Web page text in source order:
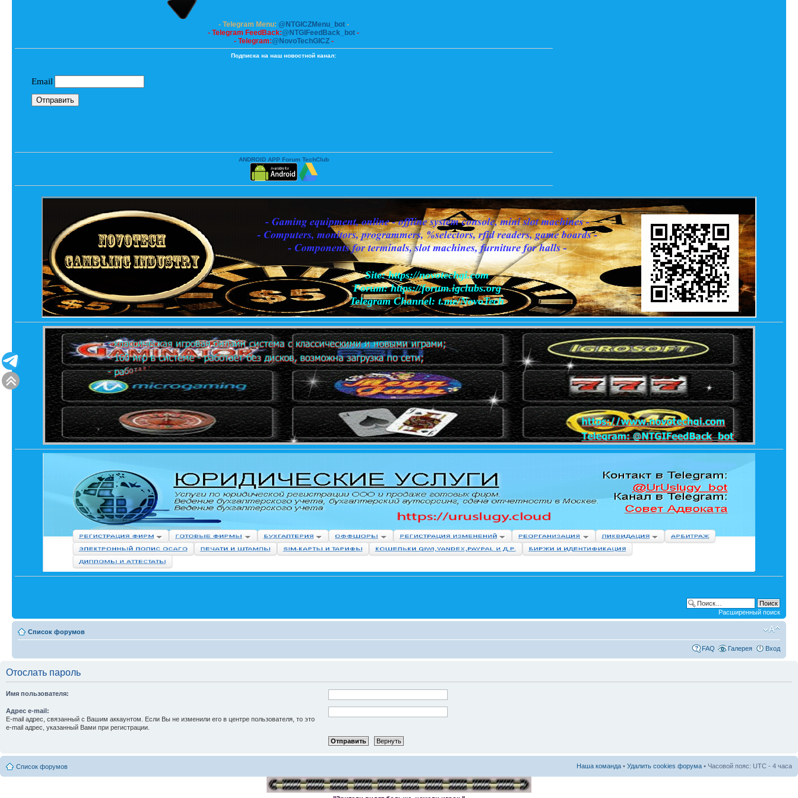
- Telegram Menu: @NTGICZMenu_bot-
- Telegram FeedBack:@NTGIFeedBack_bot -
- Telegram:@NovoTechGICZ-
Подписка на наш новостной канал:
ANDROID APP Forum TechClub
Расширенный поиск
Список форумов
FAQ Галерея Вход
Отослать пароль
Имя пользователя:
Адрес e-mail:
E-mail адрес, связанный с Вашим аккаунтом. Если Вы не изменили его в центре пользователя, то это
e-mail адрес, указанный Вами при регистрации.
Список форумов Наша команда • Удалить cookies форума • Часовой пояс: UTC - 4 часа